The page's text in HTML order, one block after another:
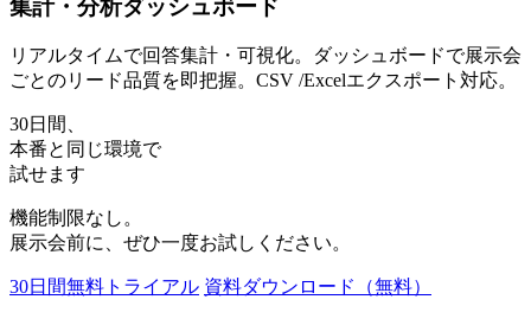
集計・分析ダッシュボード
リアルタイムで回答集計・可視化。ダッシュボードで展示会
ごとのリード品質を即把握。CSV /Excelエクスポート対応。
30日間
本番と同じ環境で
試せます
機能制限なし。
展示会前に、ぜひ一度お試しください。
30日間無料トライアル 資料ダウンロード（無料）